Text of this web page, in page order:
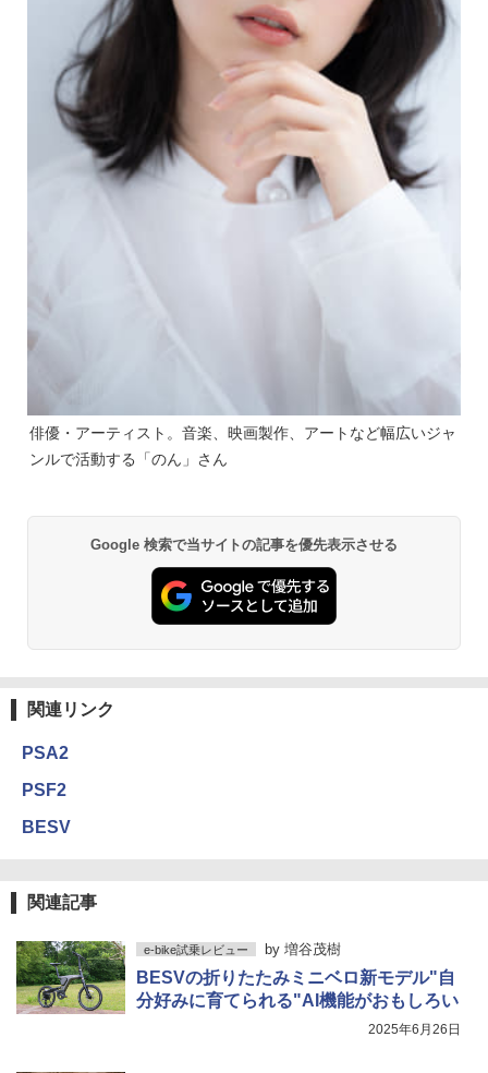
俳優・アーティスト。音楽、映画製作、アートなど幅広いジャ
ンルで活動する「のん」さん
Google 検索で当サイトの記事を優先表示させる
関連リンク
PSA2
PSF2
BESV
関連記事
e-bike試乗レビュー by 増谷茂樹
BESVの折りたたみミニベロ新モデル"自
分好みに育てられる"AI機能がおもしろい
2025年6月26日